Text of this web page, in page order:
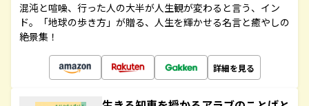
混沌と喧噪、行った人の大半が人生観が変わると言う、イン
ド。「地球の歩き方」が贈る、人生を輝かせる名言と癒やしの
絶景集！
詳細を見る